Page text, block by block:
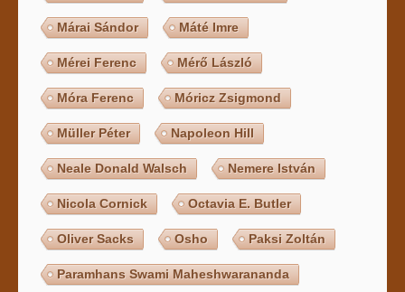
Márai Sándor Máté Imre
Mérei Ferenc Mérő László
Móra Ferenc Móricz Zsigmond
Müller Péter Napoleon Hill
Neale Donald Walsch Nemere István
Nicola Cornick Octavia E. Butler
Oliver Sacks Osho Paksi Zoltán
Paramhans Swami Maheshwarananda